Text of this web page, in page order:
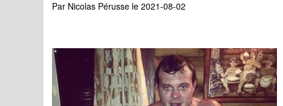
Par Nicolas Pérusse le 2021-08-02